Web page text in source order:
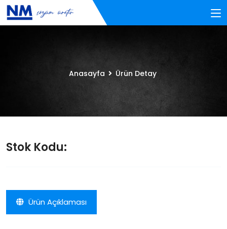
Anasayfa Ürün Detay
Stok Kodu:
Ürün Açıklaması